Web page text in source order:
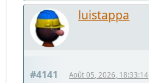
luistappa
#4141 Août 05, 2026, 18:33:14